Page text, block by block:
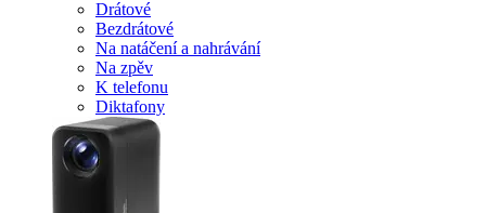
Drátové
Bezdrátové
Na natáčení a nahrávání
Na zpěv
K telefonu
Diktafony